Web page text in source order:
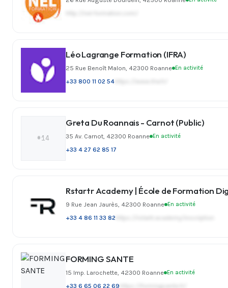
Léo Lagrange Formation (IFRA)
25 Rue Benoît Malon, 42300 Roanne En activité
+33 800 11 02 54
#14
Greta Du Roannais - Carnot (Public)
35 Av. Carnot, 42300 Roanne En activité
+33 4 27 62 85 17
Rstartr Academy | École de Formation
9 Rue Jean Jaurès, 42300 Roanne En activité
+33 4 86 11 33 82
FORMING SANTE
15 Imp. Larochette, 42300 Roanne En activité
+33 6 65 06 22 69